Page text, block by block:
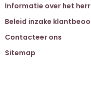
Informatie over het
Beleid inzake
Contacteer ons
Sitemap